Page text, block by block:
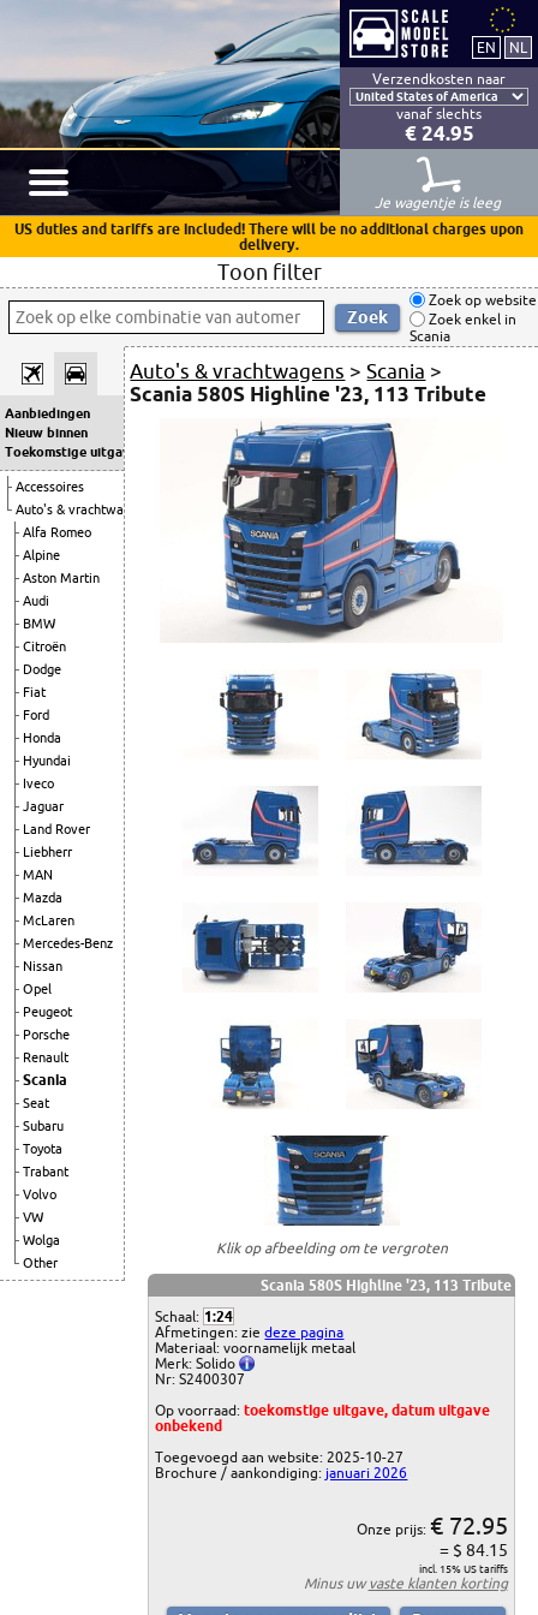
Verzendkosten naar
vanaf slechts
€ 24.95
Je wagentje is leeg
US duties and tariffs are included! There will be no additional charges upon
delivery.
Toon filter
Zoek op website
Zoek enkel in
Scania
Aanbiedingen
Nieuw binnen
Toekomstige uitgaven
Accessoires
Auto's & vrachtwagens
Alfa Romeo
Alpine
Aston Martin
Audi
BMW
Citroën
Dodge
Fiat
Ford
Honda
Hyundai
Iveco
Jaguar
Land Rover
Liebherr
MAN
Mazda
McLaren
Mercedes-Benz
Nissan
Opel
Peugeot
Porsche
Renault
Scania
Seat
Subaru
Toyota
Trabant
Volvo
VW
Wolga
Other
Auto's & vrachtwagens >Scania >
Scania 580S Highline '23, 113 Tribute
Klik op afbeelding om te vergroten
Scania 580S Highline '23, 113 Tribute
Schaal: 1:24
Afmetingen: ziedeze pagina
Materiaal: voornamelijk metaal
Merk: Solido
Nr: S2400307
Op voorraad:toekomstige uitgave, datum uitgave
onbekend
Toegevoegd aan website: 2025-10-27
Brochure / aankondiging: januari 2026
Onze prijs: € 72.95
= $ 84.15
incl. 15% US tariffs
Minus uwvaste klanten korting